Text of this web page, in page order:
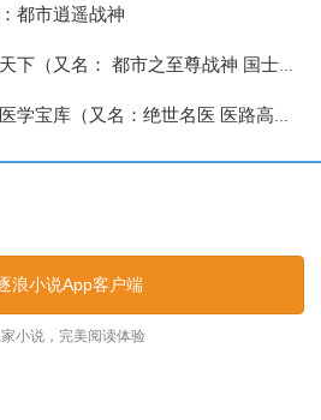
都市逍遥战神
（又名： 都市之至尊战神 国士无双 ）
宝库（又名：绝世名医 医路高升）
浪小说App客户端
小说，完美阅读体验